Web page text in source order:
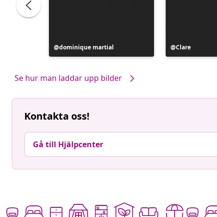
Inlägg
publicerat
dominique martial
Inlägg
publicerat
Clare
Se hur man laddar upp bilder
Kontakta oss!
Gå till Hjälpcenter